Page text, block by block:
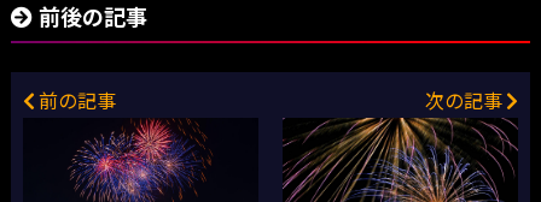
前後の記事
前の記事 次の記事